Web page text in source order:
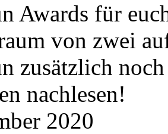
Awards für
von zwei
zusätzlich
nachlesen!
2020